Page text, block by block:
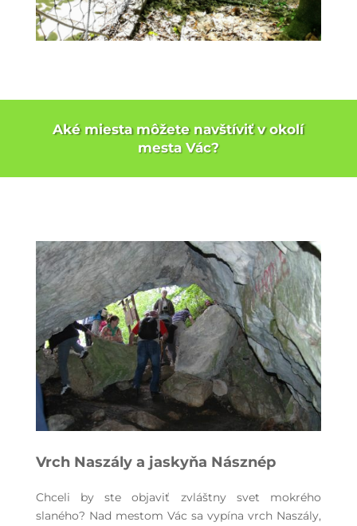
Aké miesta môžete navštíviť v okolí
mesta Vác?
Vrch Naszály a jaskyňa Násznép
Chceli by ste objaviť zvláštny svet mokrého
slaného? Nad mestom Vác sa vypína vrch Naszály,